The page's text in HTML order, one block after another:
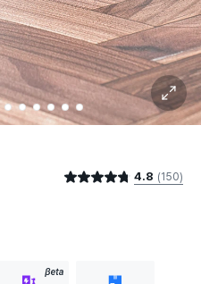
7 8 9 1011 12
확대 보기
별점 4.8점 4.8 (150)
BETA